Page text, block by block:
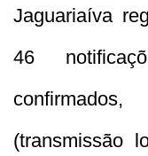
Jaguariaíva
46
(transmissão